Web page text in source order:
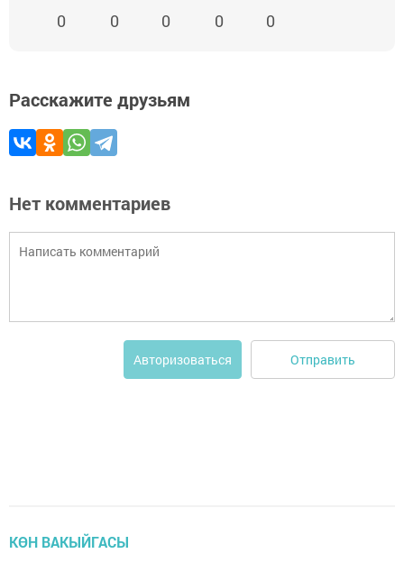
0 0 0 0 0
Расскажите друзьям
Нет комментариев
Авторизоваться Отправить
КӨН ВАКЫЙГАСЫ